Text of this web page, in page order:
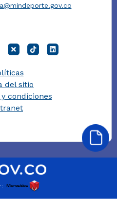
del sitio
condiciones
: